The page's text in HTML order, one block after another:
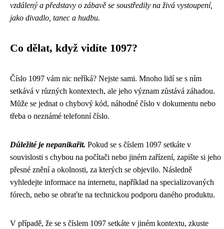
vzdálený a představy o zábavě se soustředily na živá vystoupení,
jako divadlo, tanec a hudbu.
Co dělat, když vidíte 1097?
Číslo 1097 vám nic neříká? Nejste sami. Mnoho lidí se s ním
setkává v různých kontextech, ale jeho význam zůstává záhadou.
Může se jednat o chybový kód, náhodné číslo v dokumentu nebo
třeba o neznámé telefonní číslo.
Důležité je nepanikařit. Pokud se s číslem 1097 setkáte v
souvislosti s chybou na počítači nebo jiném zařízení, zapište si jeho
přesné znění a okolnosti, za kterých se objevilo. Následně
vyhledejte informace na internetu, například na specializovaných
fórech, nebo se obraťte na technickou podporu daného produktu.
V případě, že se s číslem 1097 setkáte v jiném kontextu, zkuste